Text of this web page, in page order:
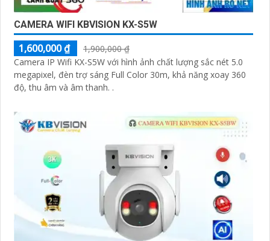
CAMERA WIFI KBVISION KX-S5W
1,600,000 ₫
1,900,000 ₫
Camera IP Wifi KX-S5W với hình ảnh chất lượng sắc nét 5.0
megapixel, đèn trợ sáng Full Color 30m, khả năng xoay 360
độ, thu âm và âm thanh. .